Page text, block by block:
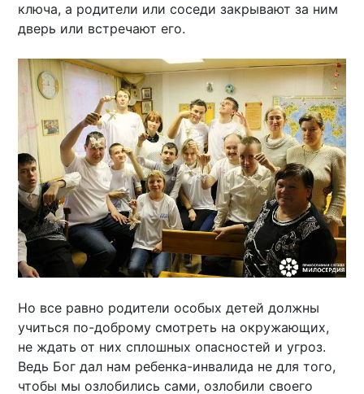
ключа, а родители или соседи закрывают за ним
дверь или встречают его.
Но все равно родители особых детей должны
учиться по-доброму смотреть на окружающих,
не ждать от них сплошных опасностей и угроз.
Ведь Бог дал нам ребенка-инвалида не для того,
чтобы мы озлобились сами, озлобили своего